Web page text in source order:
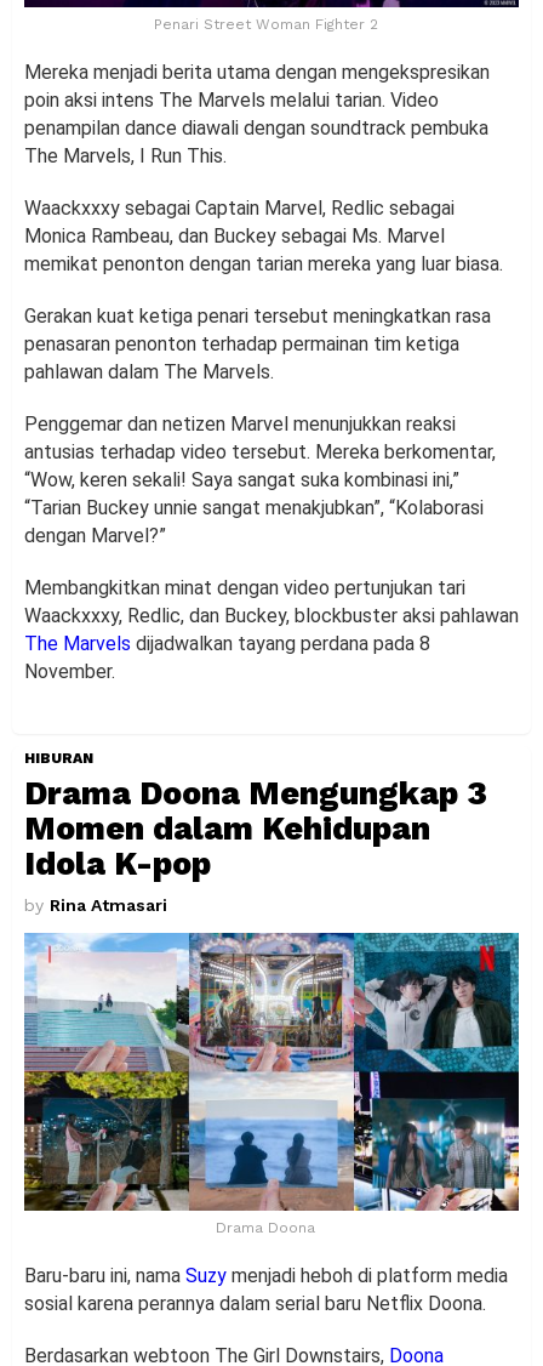
Penari Street Woman Fighter 2
Mereka menjadi berita utama dengan mengekspresikan
poin aksi intens The Marvels melalui tarian. Video
penampilan dance diawali dengan soundtrack pembuka
The Marvels, I Run This.
Waackxxxy sebagai Captain Marvel, Redlic sebagai
Monica Rambeau, dan Buckey sebagai Ms. Marvel
memikat penonton dengan tarian mereka yang luar biasa.
Gerakan kuat ketiga penari tersebut meningkatkan rasa
penasaran penonton terhadap permainan tim ketiga
pahlawan dalam The Marvels.
Penggemar dan netizen Marvel menunjukkan reaksi
antusias terhadap video tersebut. Mereka berkomentar,
“Wow, keren sekali! Saya sangat suka kombinasi ini,”
“Tarian Buckey unnie sangat menakjubkan”, “Kolaborasi
dengan Marvel?”
Membangkitkan minat dengan video pertunjukan tari
Waackxxxy, Redlic, dan Buckey, blockbuster aksi pahlawan
The Marvels dijadwalkan tayang perdana pada 8
November.
HIBURAN
Drama Doona Mengungkap 3
Momen dalam Kehidupan
Idola K-pop
by Rina Atmasari
Drama Doona
Baru-baru ini, nama Suzy menjadi heboh di platform media
sosial karena perannya dalam serial baru Netflix Doona.
Berdasarkan webtoon The Girl Downstairs, Doona